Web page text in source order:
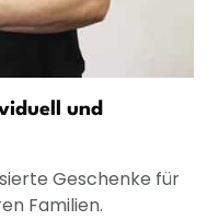
und
Geschenke für
Familien.